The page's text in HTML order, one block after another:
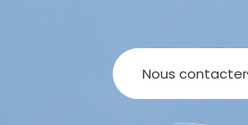
Nous contacter